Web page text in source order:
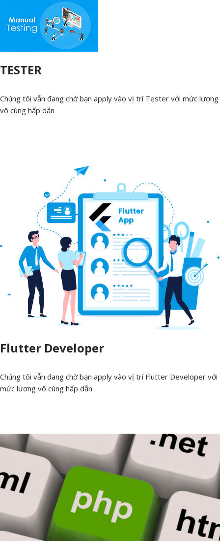
TESTER
Chúng tôi vẫn đang chờ bạn apply vào vị trí Tester với mức lương
vô cùng hấp dẫn
Flutter Developer
Chúng tôi vẫn đang chờ bạn apply vào vị trí Flutter Developer với
mức lương vô cùng hấp dẫn